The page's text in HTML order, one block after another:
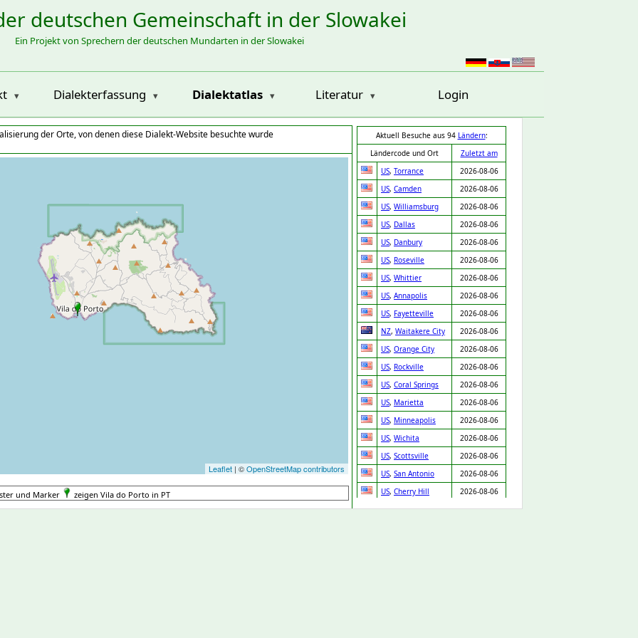
deutschen Gemeinschaft in der Slowakei
Ein Projekt von Sprechern der deutschen Mundarten in der Slowakei
Dialekterfassung Dialektatlas Literatur Login
der Orte, von denen diese Dialekt-Website besuchte wurde
Leaflet | ©OpenStreetMap contributors
Aktuell Besuche aus 94 Ländern:
Ländercode und Ort
Zuletzt am
US, Torrance
2026-08-06
US, Camden
2026-08-06
US, Williamsburg
2026-08-06
US, Dallas
2026-08-06
US, Danbury
2026-08-06
US, Roseville
2026-08-06
US, Whittier
2026-08-06
US, Annapolis
2026-08-06
US, Fayetteville
2026-08-06
NZ, Waitakere City
2026-08-06
US, Orange City
2026-08-06
US, Rockville
2026-08-06
US, Coral Springs
2026-08-06
US, Marietta
2026-08-06
US, Minneapolis
2026-08-06
US, Wichita
2026-08-06
US, Scottsville
2026-08-06
US, San Antonio
2026-08-06
US, Cherry Hill
2026-08-06
US,Oakland
2026-08-06
und Marker zeigen Vila do Porto in PT